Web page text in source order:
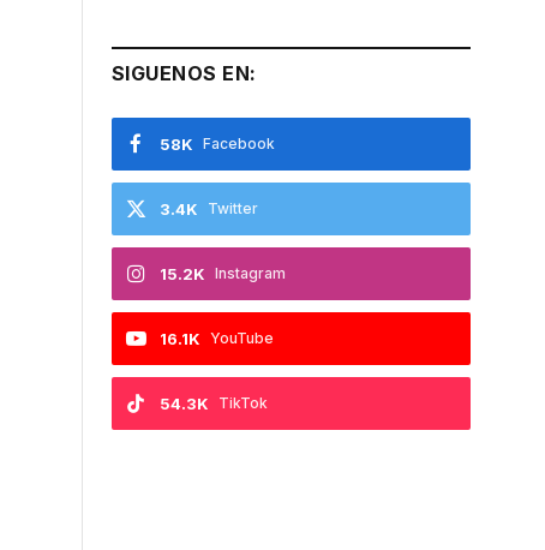
SIGUENOS EN:
Facebook
58K
Twitter
3.4K
Instagram
15.2K
YouTube
16.1K
TikTok
54.3K